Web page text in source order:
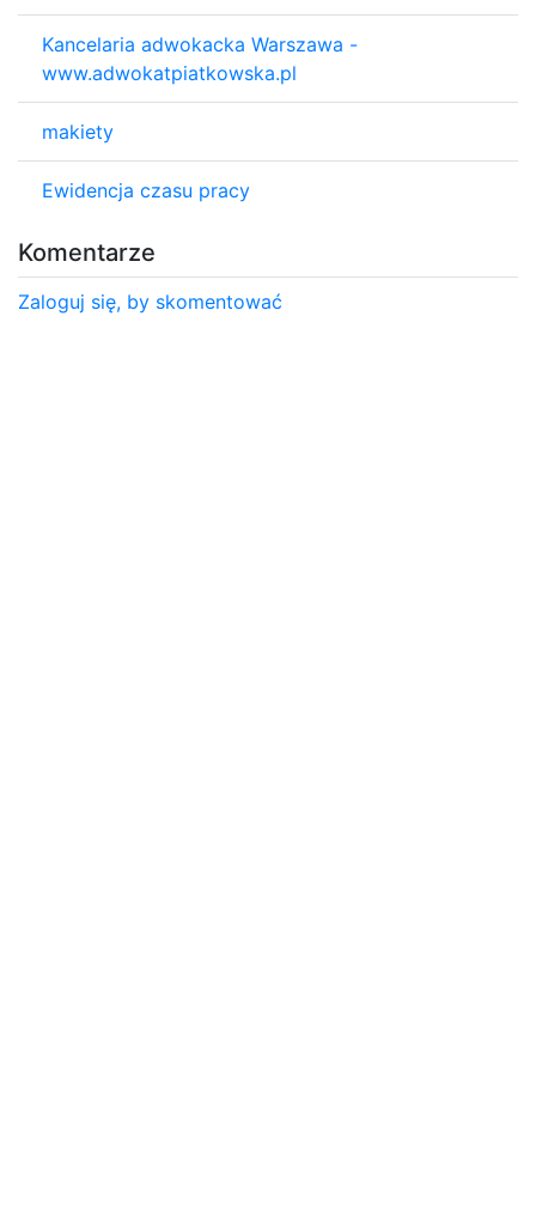
Kancelaria adwokacka Warszawa -
www.adwokatpiatkowska.pl
makiety
Ewidencja czasu pracy
Komentarze
Zaloguj się, by skomentować